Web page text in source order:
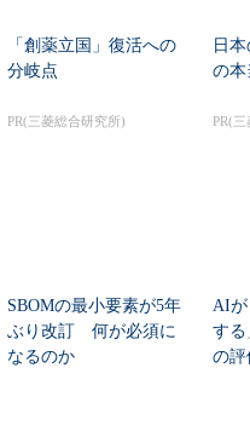
「創薬立国」復活への
分岐点
PR(三菱総合研究所)
日
の本
PR(
SBOMの最小要素が5年
ぶり改訂 何が必須に
なるのか
AIが
す
の評